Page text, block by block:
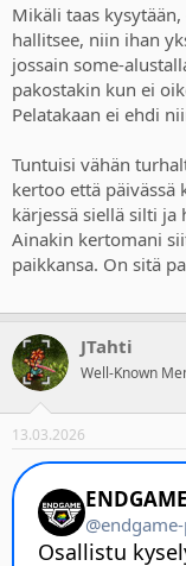
Mikäli taas
hallitsee, niin ihan
jossain some-
pakostakin kun ei
Pelatakaan ei ehdi
Tuntuisi vähän
kertoo että päivässä
kärjessä siellä silti
Ainakin kertomani
paikkansa. On sitä
JTahti
Well-Known
13.03.2026